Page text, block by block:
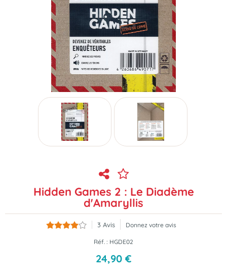
Hidden Games 2 : Le Diadème
d'Amaryllis
3 Avis Donnez votre avis
Réf. : HGDE02
24,90 €